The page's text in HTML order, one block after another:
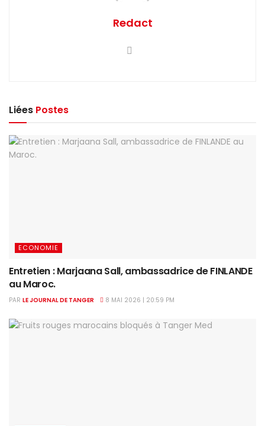
Redact
Liées Postes
ECONOMIE
Entretien : Marjaana Sall, ambassadrice de FINLANDE
au Maroc.
PAR LE JOURNAL DE TANGER 8 MAI 2026 | 20:59 PM